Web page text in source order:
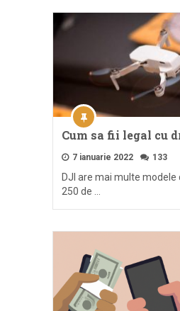
Cum sa fii legal cu
7 ianuarie 2022 133
DJI are mai multe modele
250 de …